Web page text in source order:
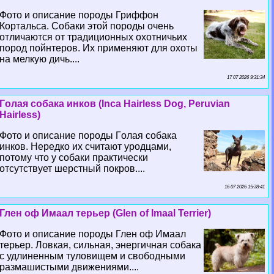
Фото и описание породы Гриффон
Кортальса. Собаки этой породы очень
отличаются от традиционных охотничьих
пород пойнтеров. Их применяют для охоты
на мелкую дичь....
17 07 2026 9:31:34
Гoлая собака инков (Inca Hairless Dog, Peruvian
Hairless)
Фото и описание породы Гoлая собака
инков. Нередко их считают уpoдцами,
потому что у собаки пpaктически
отсутствует шерстный покров....
16 07 2026 15:38:41
Глен оф Имаал терьер (Glen of Imaal Terrier)
Фото и описание породы Глен оф Имаал
терьер. Ловкая, сильная, энергичная собака
с удлиненным туловищем и свободными
размашистыми движениями....